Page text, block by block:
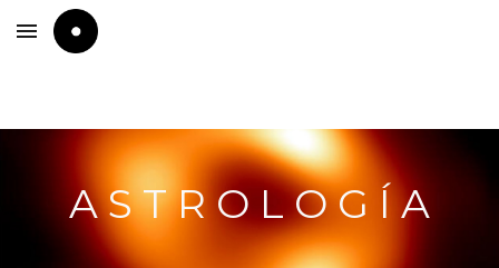
Skip to main content
A S T R O L O G Í A